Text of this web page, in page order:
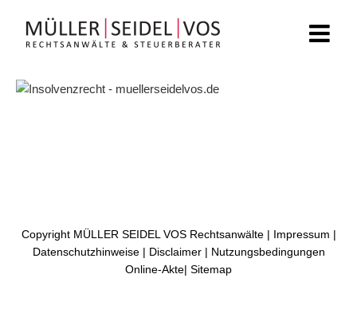
springen
Copyright MÜLLER SEIDEL VOS Rechtsanwälte | Impressum |
Datenschutzhinweise| Disclaimer| Nutzungsbedingungen
Online-Akte| Sitemap